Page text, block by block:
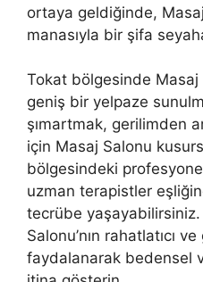
ortaya geldiğinde,
manasıyla bir şifa
Tokat bölgesinde
geniş bir yelpaze
şımartmak, gerilimden
için Masaj Salonu
bölgesindeki
uzman terapistler
tecrübe
Salonu’nın rahatlatıcı
faydalanarak bedensel